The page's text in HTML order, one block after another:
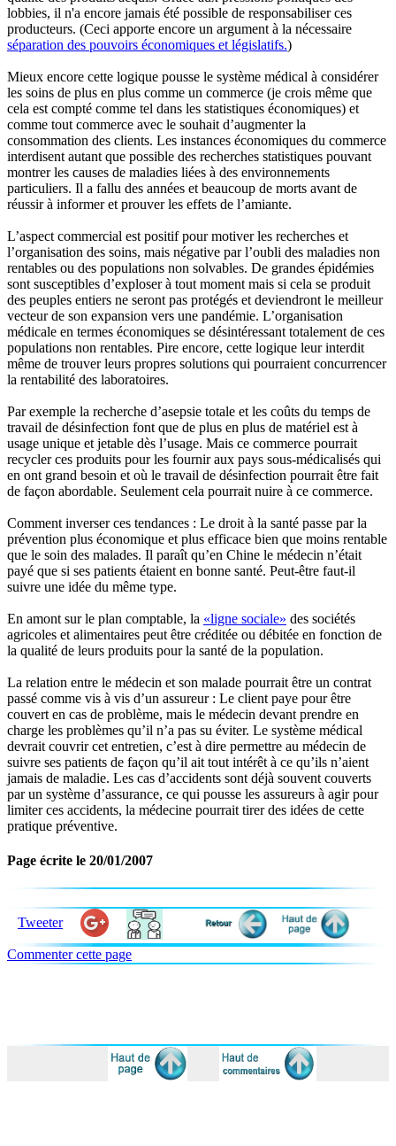
lobbies, il n'a encore jamais été possible de responsabiliser ces
producteurs. (Ceci apporte encore un argument à la nécessaire
séparation des pouvoirs économiques et législatifs.)
Mieux encore cette logique pousse le système médical à considérer
les soins de plus en plus comme un commerce (je crois même que
cela est compté comme tel dans les statistiques économiques) et
comme tout commerce avec le souhait d’augmenter la
consommation des clients. Les instances économiques du commerce
interdisent autant que possible des recherches statistiques pouvant
montrer les causes de maladies liées à des environnements
particuliers. Il a fallu des années et beaucoup de morts avant de
réussir à informer et prouver les effets de l’amiante.
L’aspect commercial est positif pour motiver les recherches et
l’organisation des soins, mais négative par l’oubli des maladies non
rentables ou des populations non solvables. De grandes épidémies
sont susceptibles d’exploser à tout moment mais si cela se produit
des peuples entiers ne seront pas protégés et deviendront le meilleur
vecteur de son expansion vers une pandémie. L’organisation
médicale en termes économiques se désintéressant totalement de ces
populations non rentables. Pire encore, cette logique leur interdit
même de trouver leurs propres solutions qui pourraient concurrencer
la rentabilité des laboratoires.
Par exemple la recherche d’asepsie totale et les coûts du temps de
travail de désinfection font que de plus en plus de matériel est à
usage unique et jetable dès l’usage. Mais ce commerce pourrait
recycler ces produits pour les fournir aux pays sous-médicalisés qui
en ont grand besoin et où le travail de désinfection pourrait être fait
de façon abordable. Seulement cela pourrait nuire à ce commerce.
Comment inverser ces tendances : Le droit à la santé passe par la
prévention plus économique et plus efficace bien que moins rentable
que le soin des malades. Il paraît qu’en Chine le médecin n’était
payé que si ses patients étaient en bonne santé. Peut-être faut-il
suivre une idée du même type.
En amont sur le plan comptable, la «ligne sociale» des sociétés
agricoles et alimentaires peut être créditée ou débitée en fonction de
la qualité de leurs produits pour la santé de la population.
La relation entre le médecin et son malade pourrait être un contrat
passé comme vis à vis d’un assureur : Le client paye pour être
couvert en cas de problème, mais le médecin devant prendre en
charge les problèmes qu’il n’a pas su éviter. Le système médical
devrait couvrir cet entretien, c’est à dire permettre au médecin de
suivre ses patients de façon qu’il ait tout intérêt à ce qu’ils n’aient
jamais de maladie. Les cas d’accidents sont déjà souvent couverts
par un système d’assurance, ce qui pousse les assureurs à agir pour
limiter ces accidents, la médecine pourrait tirer des idées de cette
pratique préventive.
Page écrite le 20/01/2007
Tweeter
Commenter cette page